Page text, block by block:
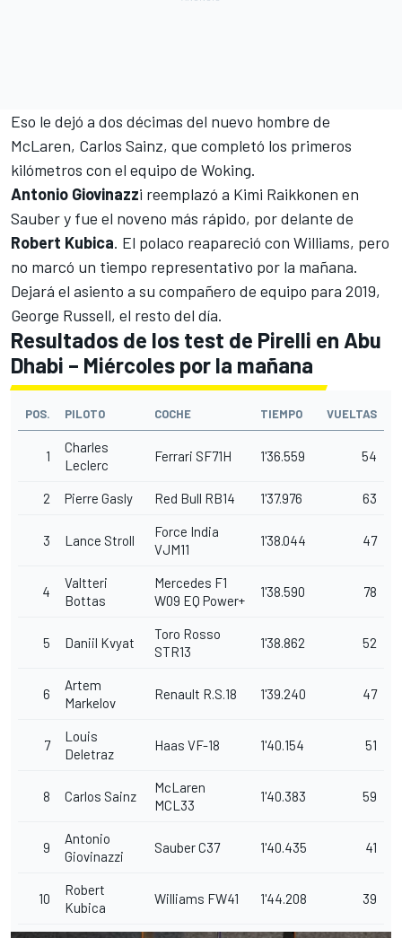
Eso le dejó a dos décimas del nuevo hombre de
McLaren, Carlos Sainz, que completó los primeros
kilómetros con el equipo de Woking.
Antonio Giovinazzi reemplazó a Kimi Raikkonen en
Saubery fue el noveno más rápido, por delante de
Robert Kubica. El polaco reapareció con Williams, pero
no marcó un tiempo representativo por la mañana.
Dejará el asiento a su compañero de equipo para 2019,
George Russell, el resto del día.
Resultados de los test de Pirelli en Abu
Dhabi – Miércoles por la mañana
POS. PILOTO COCHE TIEMPO VUELTAS
1
Charles
Leclerc
Ferrari SF71H 1'36.559 54
2 Pierre Gasly Red Bull RB14 1'37.976 63
3 Lance Stroll
Force India
VJM11
1'38.044 47
4
Valtteri
Bottas
Mercedes F1
W09 EQ Power+
1'38.590 78
5 Daniil Kvyat
Toro Rosso
STR13
1'38.862 52
6
Artem
Markelov
Renault R.S.18 1'39.240 47
7
Louis
Deletraz
Haas VF-18 1'40.154 51
8 Carlos Sainz
McLaren
MCL33
1'40.383 59
9
Antonio
Giovinazzi
Sauber C37 1'40.435 41
10
Robert
Kubica
Williams FW41 1'44.208 39